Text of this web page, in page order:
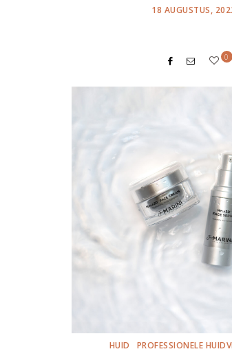
POSTED
18 AUGUSTUS,
0
HUID PROFESSIONELE